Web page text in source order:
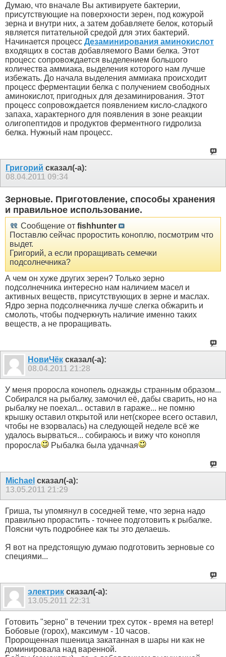
Думаю, что вначале Вы активируете бактерии,
присутствующие на поверхности зерен, под кожурой
зерна и внутри них, а затем добавляете белок, который
является питательной средой для этих бактерий.
Начинается процесс Дезаминирования аминокислот
входящих в состав добавляемого Вами белка. Этот
процесс сопровождается выделением большого
количества аммиака, выделения которого нам лучше
избежать. До начала выделения аммиака происходит
процесс ферментации белка с получением свободных
аминокислот, пригодных для дезаминирования. Этот
процесс сопровождается появлением кисло-сладкого
запаха, характерного для появления в зоне реакции
олигопептидов и продуктов ферментного гидролиза
белка. Нужный нам процесс.
Григорий сказал(-а):
08.04.2011 09:34
Зерновые. Приготовление, способы хранения
и правильное использование.
Сообщение от fishhunter
Поставлю сейчас проростить коноплю, посмотрим что
выдет.
Григорий, а если проращивать семечки
подсолнечника?
А чем он хуже других зерен? Только зерно
подсолнечника интересно нам наличием масел и
активных веществ, присутствующих в зерне и маслах.
Ядро зерна подсолнечника лучше слегка обжарить и
смолоть, чтобы подчеркнуть наличие именно таких
веществ, а не проращивать.
НовиЧёк сказал(-а):
08.04.2011 21:28
У меня проросла конопель однажды странным образом...
Собирался на рыбалку, замочил её, дабы сварить, но на
рыбалку не поехал... оставил в гараже... не помню
крышку оставил открытой или нет(скорее всего оставил,
чтобы не взорвалась) на следующей неделе всё же
удалось вырваться... собираюсь и вижу что конопля
проросла
Рыбалка была удачная
Michael сказал(-а):
13.05.2011 21:29
Гриша, ты упомянул в соседней теме, что зерна надо
правильно прорастить - точнее подготовить к рыбалке.
Поясни чуть подробнее как ты это делаешь.
Я вот на предстоящую думаю подготовить зерновые со
специями...
электрик сказал(-а):
13.05.2011 22:31
Готовить "зерно" в течении трех суток - время на ветер!
Бобовые (горох), максимум - 10 часов.
Пророщенная пшеница закатанная в шары ни как не
доминировала над варенной.